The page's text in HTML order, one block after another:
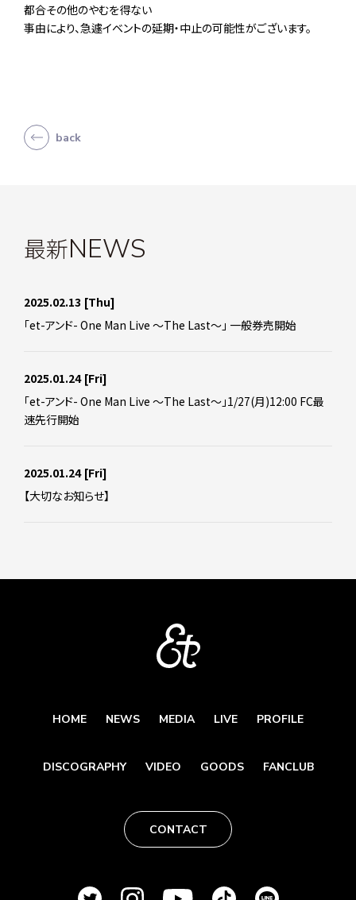
都合その他のやむを得ない
事由により、急遽イベントの延期・中止の可能性がございます。
back
最新NEWS
2025.02.13 [Thu]
「et-アンド- One Man Live ～The Last～」 一般券売開始
2025.01.24 [Fri]
「et-アンド- One Man Live ～The Last～」1/27(月)12:00 FC最
速先行開始
2025.01.24 [Fri]
【大切なお知らせ】
HOME NEWS MEDIA LIVE PROFILE
DISCOGRAPHY VIDEO GOODS FANCLUB
CONTACT